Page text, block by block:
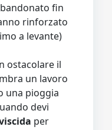
fin
rinforzato
a levante)
ostacolare il
un lavoro
una pioggia
devi
per